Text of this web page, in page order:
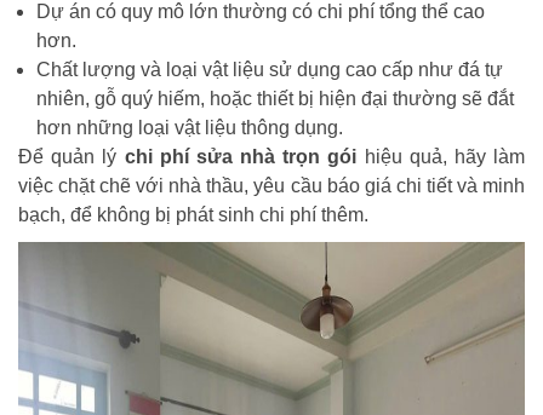
Dự án có quy mô lớn thường có chi phí tổng thể cao
hơn.
Chất lượng và loại vật liệu sử dụng cao cấp như đá tự
nhiên, gỗ quý hiếm, hoặc thiết bị hiện đại thường sẽ đắt
hơn những loại vật liệu thông dụng.
Để quản lý chi phí sửa nhà trọn gói hiệu quả, hãy làm
việc chặt chẽ với nhà thầu, yêu cầu báo giá chi tiết và minh
bạch, để không bị phát sinh chi phí thêm.